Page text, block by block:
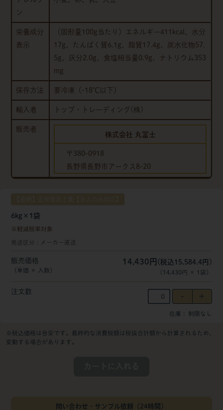
ン
栄養成分
表示
（固形量100g当たり）エネルギー411kcal、水分
17g、たんぱく質6.1g、脂質17.4g、炭水化物57.
5g、灰分2.0g、食塩相当量0.9g、ナトリウム353
mg
保存方法 要冷凍（-18℃以下）
輸入者 トップ・トレーディング(株)
販売者
株式会社 丸冨士
〒380-0918
長野県長野市アークス8-20
6kg×1袋
軽減税率対象
発送区分 メーカー直送
販売価格
（単価 × 入数）
14,430円 (税込15,584.4円)
（ 14,430円 × 1 袋 ）
注文数
在庫 制限なし
※税込価格は目安です。最終的な消費税額は税抜合計額から計算されるため、
変動する場合があります。
問い合わせ・サンプル依頼（24時間）